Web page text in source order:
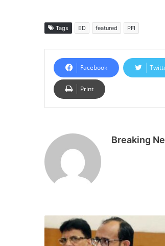
Tags ED featured PFI
Facebook
Print
Breaking